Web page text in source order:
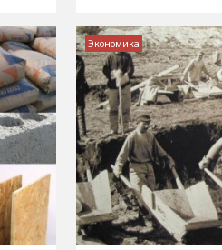
Экономика